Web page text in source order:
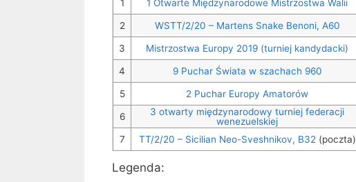
1 1 Otwarte Międzynarodowe Mistrzostwa Walii
2
WSTT/2/20 – Martens Snake Benoni, A60
3
Mistrzostwa Europy 2019 (turniej kandydacki)
4
9 Puchar Świata w szachach 960
5
2 Puchar Europy Amatorów
6
3 otwarty międzynarodowy turniej federacji
wenezuelskiej
7
TT/2/20 – Sicilian Neo-Sveshnikov, B32(poczta)
Legenda: